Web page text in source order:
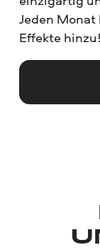
Jeden
Effekte hinzu!